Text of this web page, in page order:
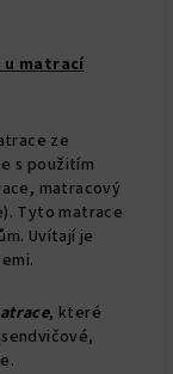
matrací
ze
s použitím
matracový
Tyto matrace
Uvítají je
, které